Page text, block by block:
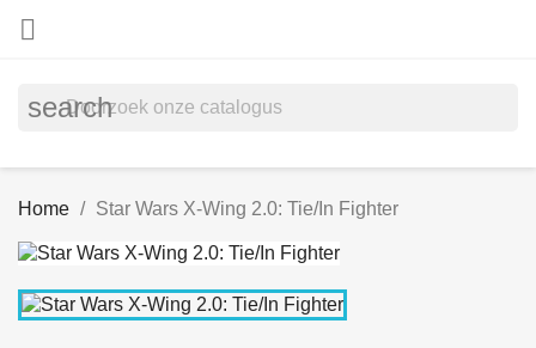

search
Home Star Wars X-Wing 2.0: Tie/In Fighter